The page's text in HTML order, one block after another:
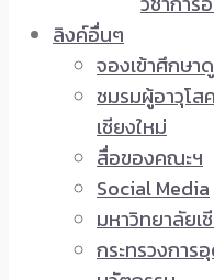
ลิงค์อื่นๆ
จองเข้าศึกษา
ชมรมผู้อาวุโ
เชียงใหม่
สื่อของคณะฯ
Social Media
มหาวิทยาลัยเ
กระทรวงการ